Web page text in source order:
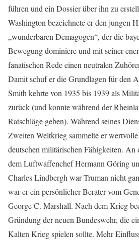
führen und ein Dossier über ihn zu
Washington bezeichnete er den jungen
„wunderbaren Demagogen“, der die
Bewegung dominiere und mit seiner
fanatischen Rede einen neutralen
Damit schuf er die Grundlagen für den
Smith kehrte von 1935 bis 1939 als
zurück (und konnte während der
Ratschläge geben). Während seines
Zweiten Weltkrieg sammelte er
deutschen militärischen Fähigkeiten.
dem Luftwaffenchef Hermann Göring
Charles Lindbergh war Truman nicht
war er ein persönlicher Berater vom
George C. Marshall. Nach dem Krieg
Gründung der neuen Bundeswehr, die
Kalten Krieg spielen sollte. Mehr